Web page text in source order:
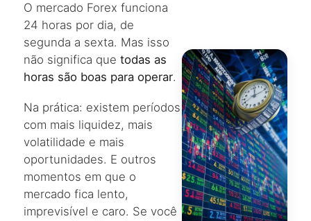
O mercado Forex funciona
24 horas por dia, de
segunda a sexta. Mas isso
não significa que todas as
horas são boas para operar.
Na prática: existem períodos
com mais liquidez, mais
volatilidade e mais
oportunidades. E outros
momentos em que o
mercado fica lento,
imprevisível e caro. Se você